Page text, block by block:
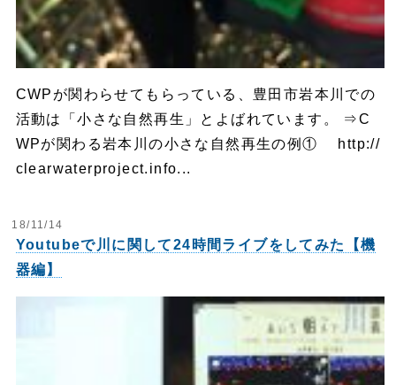
CWPが関わらせてもらっている、豊田市岩本川での
活動は「小さな自然再生」とよばれています。 ⇒C
WPが関わる岩本川の小さな自然再生の例① http://
clearwaterproject.info...
18/11/14
Youtubeで川に関して24時間ライブをしてみた【機
器編】